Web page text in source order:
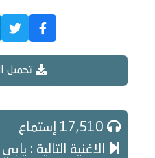
تحميل
الاغنية التالية :